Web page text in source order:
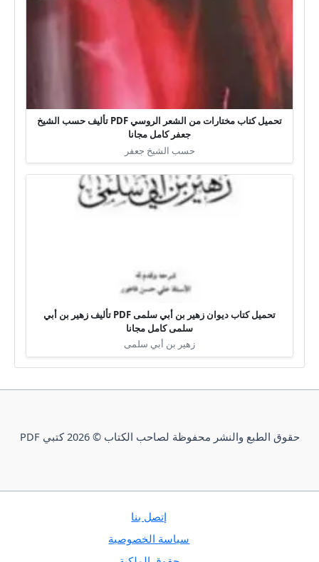
تحميل كتاب مختارات من الشعر الروسي PDF تأليف حسب الشيخ
جعفر كامل مجانا
حسب الشيخ جعفر
تحميل كتاب ديوان زهير بن أبي سلمى PDF تأليف زهير بن أبي
سلمى كامل مجانا
زهير بن أبي سلمى
حقوق الطبع والنشر محفوظة لصاحب الكتاب © 2026 كتبي PDF
إتصل بنا
سياسة الخصوصية